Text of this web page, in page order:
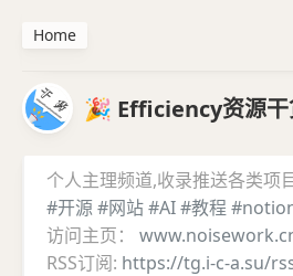
🎉 Efficiency资源干
个人主理频道,收录推送各类项
#开源#网站#AI#教程
访问主页：
RSS订阅: https://tg.i-c-a.su/
Home